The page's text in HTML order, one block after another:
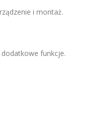
i montaż.
funkcje.